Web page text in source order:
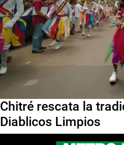
Chitré rescata la
Diablicos Limpios